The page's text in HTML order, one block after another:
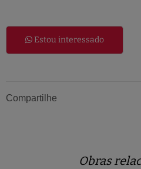
Estou interessado
Compartilhe
Obras